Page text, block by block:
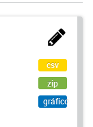
csv
zip
gráfico